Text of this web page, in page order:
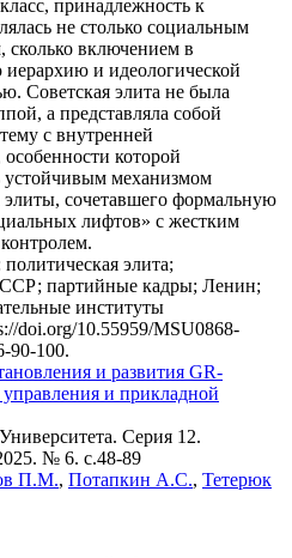
принадлежность к
не столько социальным
сколько включением в
и идеологической
Советская элита не была
а представляла собой
с внутренней
которой
устойчивым механизмом
элиты, сочетавшего формальную
лифтов» с жестким
политическая элита;
партийные кадры; Ленин;
институты
doi.org/10.55959/MSU0868-
90-100.
и развития GR-
и прикладной
Серия 12.
№ 6. c.48-89
П.М., Потапкин А.С., Тетерюк